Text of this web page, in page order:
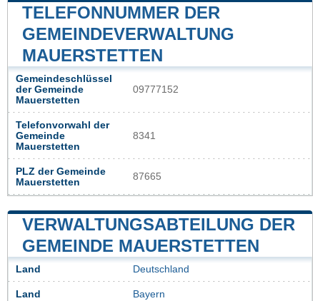
TELEFONNUMMER DER
GEMEINDEVERWALTUNG
MAUERSTETTEN
Gemeindeschlüssel
der Gemeinde
Mauerstetten
09777152
Telefonvorwahl der
Gemeinde
Mauerstetten
8341
PLZ der Gemeinde
Mauerstetten
87665
VERWALTUNGSABTEILUNG DER
GEMEINDE MAUERSTETTEN
Land Deutschland
Land Bayern